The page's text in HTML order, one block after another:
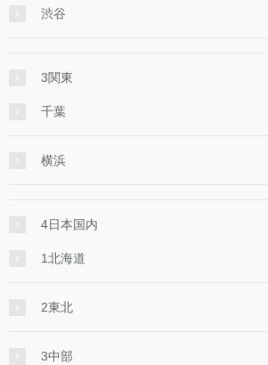
渋谷
3関東
千葉
横浜
4日本国内
1北海道
2東北
3中部